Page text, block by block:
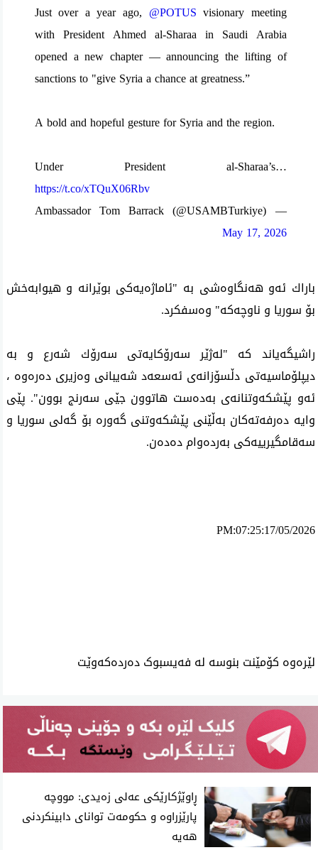
Just over a year ago, @POTUS visionary meeting
with President Ahmed al-Sharaa in Saudi Arabia
opened a new chapter — announcing the lifting of
sanctions to "give Syria a chance at greatness.”
A bold and hopeful gesture for Syria and the region.
Under President al-Sharaa’s…
https://t.co/xTQuX06Rbv
— Ambassador Tom Barrack (@USAMBTurkiye)
May 17, 2026
باراك ئه‌و هه‌نگاوه‌شی به‌ "ئاماژه‌یه‌كی‌ بوێرانه‌ و هیوابه‌خش
بۆ سوریا و ناوچه‌كه‌" وه‌سفكرد.
راشیگه‌یاند كه‌ "له‌ژێر سه‌رۆكایه‌تی‌ سه‌رۆك شه‌رع و به‌
دیپلۆماسیه‌تی دڵسۆزانه‌ی‌ ئه‌سعه‌د شه‌یبانی وه‌زیری ده‌ره‌وه‌ ،
ئه‌و پێشكه‌وتنانه‌ی به‌ده‌ست هاتوون جێی سه‌رنج بوون". پێی
وایه‌ ده‌رفه‌ته‌كان به‌ڵێنی پێشكه‌وتنی گه‌وره‌ بۆ گه‌لی سوریا و
سه‌قامگیرییه‌كی به‌رده‌وام ده‌ده‌ن.
PM:07:25:17/05/2026
لێرەوە کۆمێنت بنوسە لە فەیسبوک دەردەکەوێت
ڕاوێژکارێکی عەلی زەیدی: مووچە
پارێزراوە و حکومەت توانای دابینکردنی
هەیە